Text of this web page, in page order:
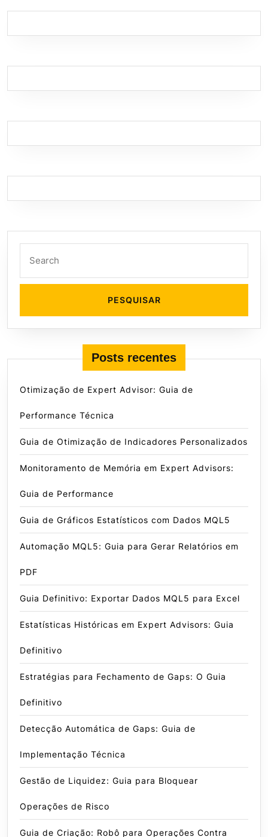
Posts recentes
Otimização de Expert Advisor: Guia de
Performance Técnica
Guia de Otimização de Indicadores Personalizados
Monitoramento de Memória em Expert Advisors:
Guia de Performance
Guia de Gráficos Estatísticos com Dados MQL5
Automação MQL5: Guia para Gerar Relatórios em
PDF
Guia Definitivo: Exportar Dados MQL5 para Excel
Estatísticas Históricas em Expert Advisors: Guia
Definitivo
Estratégias para Fechamento de Gaps: O Guia
Definitivo
Detecção Automática de Gaps: Guia de
Implementação Técnica
Gestão de Liquidez: Guia para Bloquear
Operações de Risco
Guia de Criação: Robô para Operações Contra